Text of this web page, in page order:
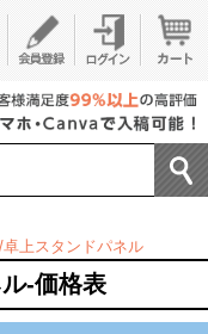
卓上スタンドパネル
-価格表